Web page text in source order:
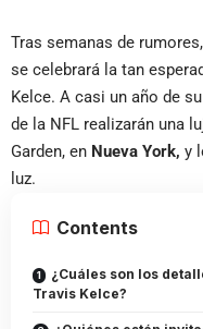
Tras semanas de
se celebrará la tan
Kelce. A casi un año de
de la NFL realizarán una
Garden, en Nueva York, y
luz.
Contents
¿Cuáles son los
Travis Kelce?